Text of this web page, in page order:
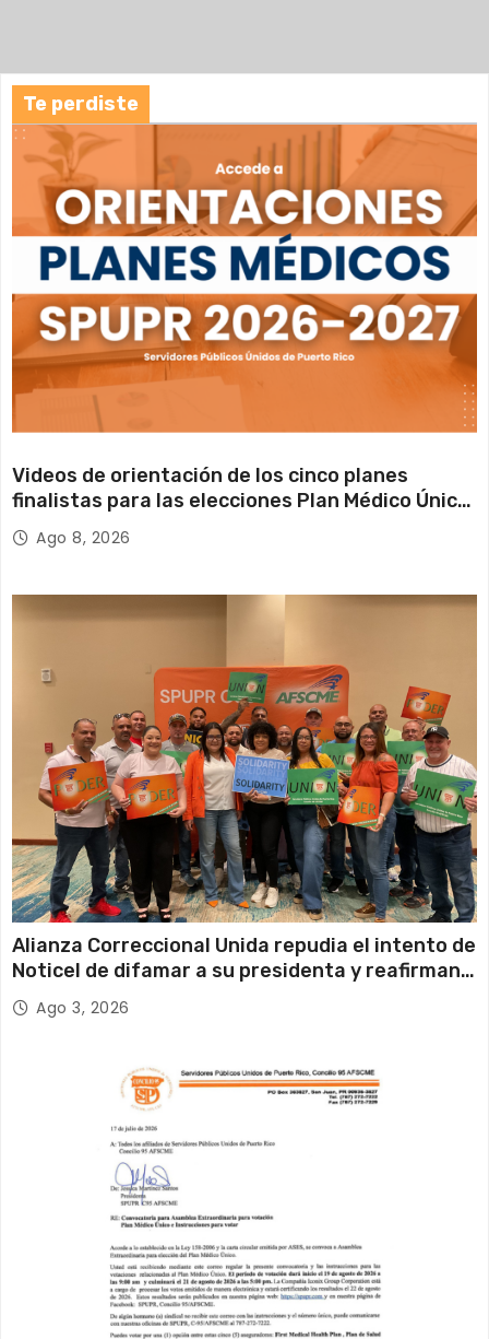
e
e
n
t
r
a
d
a
s
Te perdiste
Videos de orientación de los cinco planes
finalistas para las elecciones Plan Médico Único
2026 2027
Ago 8, 2026
Alianza Correccional Unida repudia el intento de
Noticel de difamar a su presidenta y reafirman
su compromiso con la verdad y la defensa de los
trabajadores
Ago 3, 2026